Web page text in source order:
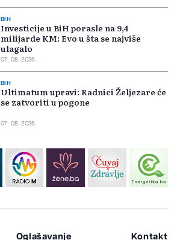
BIH
Investicije u BiH porasle na 9,4
milijarde KM: Evo u šta se najviše
ulagalo
07. 08. 2026.
BIH
Ultimatum upravi: Radnici Željezare će
se zatvoriti u pogone
07. 08. 2026.
Oglašavanje Kontakt